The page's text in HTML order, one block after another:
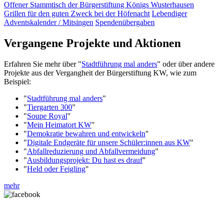
Offener Stammtisch der Bürgerstiftung Königs Wusterhausen
Grillen für den guten Zweck bei der Höfenacht Lebendiger
Adventskalender / Mitsingen Spendenübergaben
Vergangene Projekte und Aktionen
Erfahren Sie mehr über "Stadtführung mal anders" oder über andere
Projekte aus der Vergangheit der Bürgerstiftung KW, wie zum
Beispiel:
"Stadtführung mal anders"
"Tiergarten 300"
"Soupe Royal"
"Mein Heimatort KW"
"Demokratie bewahren und entwickeln"
"Digitale Endgeräte für unsere Schüler:innen aus KW"
"Abfallreduzierung und Abfallvermeidung"
"Ausbildungsprojekt: Du hast es drauf"
"Held oder Feigling"
mehr